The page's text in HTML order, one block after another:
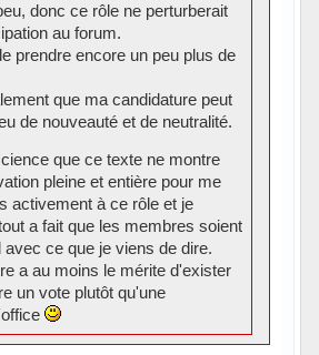
donc ce rôle ne perturberait
au forum.
prendre encore un peu plus de
que ma candidature peut
de nouveauté et de neutralité.
que ce texte ne montre
pleine et entière pour me
activement à ce rôle et je
a fait que les membres soient
ce que je viens de dire.
a au moins le mérite d'exister
un vote plutôt qu'une